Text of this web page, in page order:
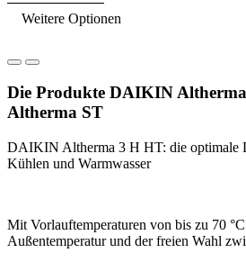
Weitere Optionen
Die Produkte DAIKIN
Altherma ST
DAIKIN Altherma 3 H HT: die optimale
Kühlen und Warmwasser
Mit Vorlauftemperaturen von bis zu 70
Außentemperatur und der freien Wahl